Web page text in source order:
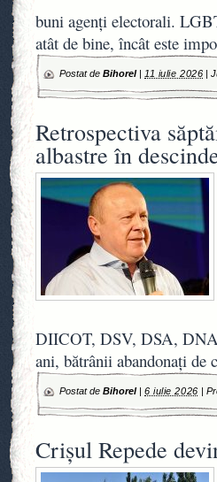
buni agenți electorali.
atât de bine, încât este
Postat de Bihorel| 11 iulie 2026 |
Retrospectiva
albastre în
DIICOT, DSV, DSA,
ani, bătrânii abandonați
Postat de Bihorel| 6 iulie 2026 |
Crișul Repede